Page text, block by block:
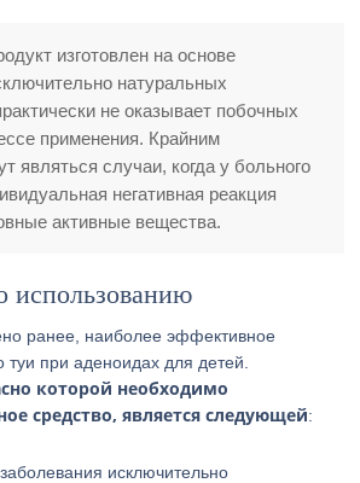
изготовлен на основе
натуральных
не оказывает побочных
применения. Крайним
являться случаи, когда у больного
негативная реакция
активные вещества.
использованию
ранее, наиболее эффективное
туи при аденоидах для детей.
которой необходимо
средство, является следующей:
исключительно